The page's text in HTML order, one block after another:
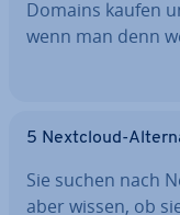
Domains kaufen
wenn man denn
5 Nextcloud-
Sie suchen nach
aber wissen, ob